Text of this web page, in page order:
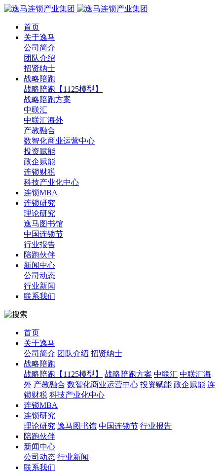
首页
关于逸马
公司简介
团队介绍
招贤纳士
战略陪跑
战略陪跑【1125模型】
战略陪跑方案
中联汇
中联汇海外
产教融合
数智化商业运营中心
投资赋能
政企赋能
连锁财税
科技产业化中心
连锁MBA
连锁研究
理论研究
逸马图书馆
中国连锁节
行业报告
陪跑伙伴
新闻中心
公司动态
行业新闻
联系我们
首页
关于逸马
公司简介 团队介绍 招贤纳士
战略陪跑
战略陪跑【1125模型】
战略陪跑方案 中联汇 中联汇海
外 产教融合 数智化商业运营中心 投资赋能 政企赋能 连
锁财税 科技产业化中心
连锁MBA
连锁研究
理论研究 逸马图书馆 中国连锁节 行业报告
陪跑伙伴
新闻中心
公司动态 行业新闻
联系我们